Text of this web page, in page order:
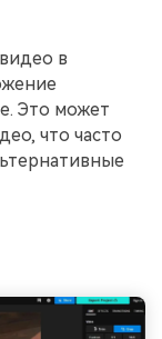
в
Это может
что часто